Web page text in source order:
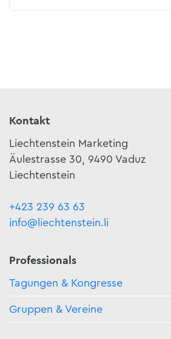
Kontakt
Liechtenstein Marketing
Äulestrasse 30, 9490 Vaduz
Liechtenstein
+423 239 63 63
info@liechtenstein.li
Professionals
Tagungen & Kongresse
Gruppen & Vereine